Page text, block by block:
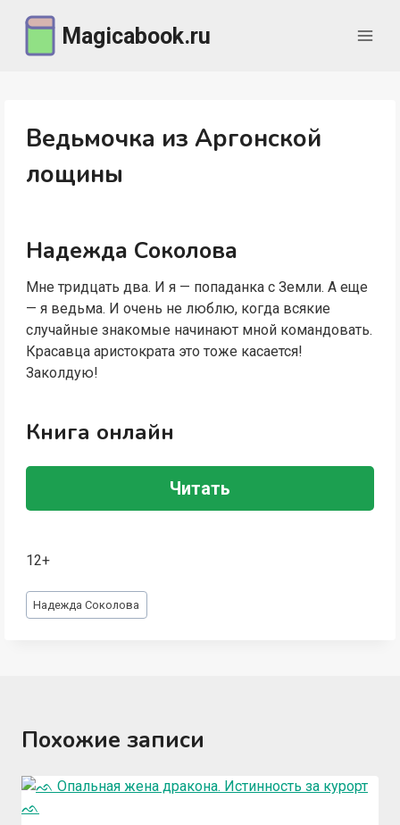
содержимому
Magicabook.ru
Ведьмочка из Аргонской
лощины
Надежда Соколова
Мне тридцать два. И я — попаданка с Земли. А еще
— я ведьма. И очень не люблю, когда всякие
случайные знакомые начинают мной командовать.
Красавца аристократа это тоже касается!
Заколдую!
Книга онлайн
Читать
12+
Метки
записи:
Надежда Соколова
Похожие записи